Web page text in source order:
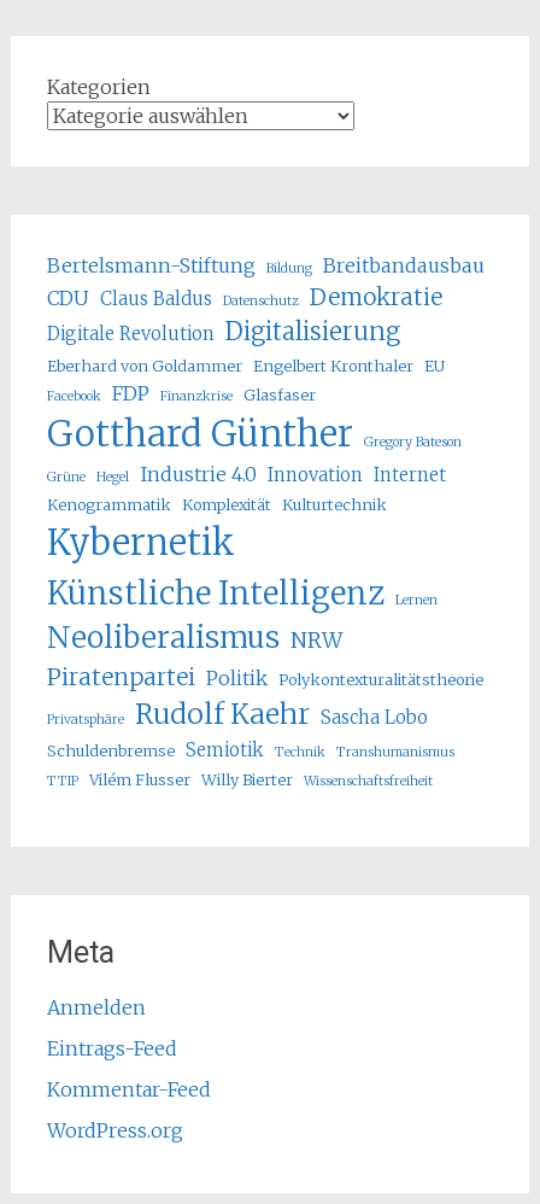
Kategorien
Bertelsmann-Stiftung Bildung
Breitbandausbau
CDU Claus Baldus Datenschutz Demokratie
Digitale Revolution Digitalisierung
Eberhard von Goldammer Engelbert Kronthaler EU
Facebook FDP Finanzkrise Glasfaser
Gotthard Günther Gregory Bateson
Grüne Hegel Industrie 4.0 Innovation Internet
Kenogrammatik Komplexität Kulturtechnik
Kybernetik
Künstliche Intelligenz Lernen
Neoliberalismus NRW
Piratenpartei Politik Polykontexturalitätstheorie
Privatsphäre Rudolf Kaehr Sascha Lobo
Schuldenbremse Semiotik Technik
Transhumanismus
TTIP
Vilém Flusser Willy Bierter Wissenschaftsfreiheit
Meta
Anmelden
Eintrags-Feed
Kommentar-Feed
WordPress.org